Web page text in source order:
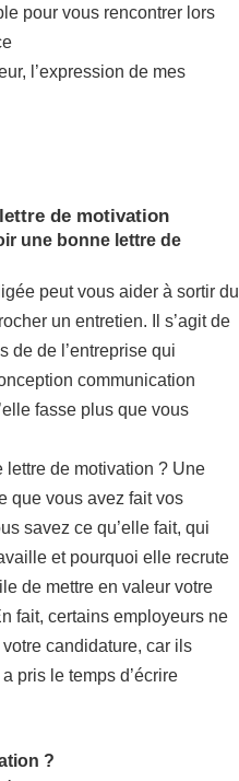
pour vous rencontrer lors
l’expression de mes
de motivation
une bonne lettre de
peut vous aider à sortir du
un entretien. Il s’agit de
de de l’entreprise qui
communication
fasse plus que vous
lettre de motivation ? Une
que vous avez fait vos
savez ce qu’elle fait, qui
et pourquoi elle recrute
de mettre en valeur votre
fait, certains employeurs ne
candidature, car ils
pris le temps d’écrire
?